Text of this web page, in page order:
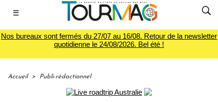
☰
Nos bureaux sont fermés du 27/07 au 16/08. Retour de la newsletter
quotidienne le 24/08/2026. Bel été !
Accueil > Publi-rédactionnel